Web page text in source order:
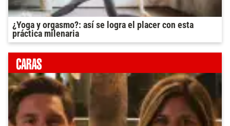
¿Yoga y orgasmo?: así se logra el placer con esta
práctica milenaria